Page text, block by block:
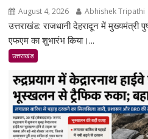
August 4, 2026 Abhishek Tripathi
उत्तराखंड: राजधानी देहरादून में मुख्यमंत्री
एफएम का शुभारंभ किया।...
उत्तराखंड